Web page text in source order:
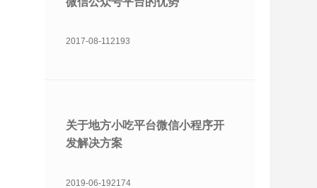
2017-08-112193
关于地方小吃平台微信小程序开
发解决方案
2019-06-192174